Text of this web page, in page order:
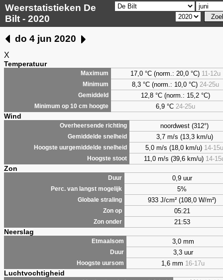
Weerstatistieken De
Bilt - 2020
do 4 jun 2020
X
Temperatuur
Maximum 17,0 °C (norm.: 20,0 °C) 11-12u
Minimum 8,3°C (norm.: 10,0 °C) 24-25u
Gemiddeld 12,8 °C (norm.: 15,2 °C)
Minimum op 10 cm hoogte 6,9°C 24-25u
Wind
Overheersende richting noordwest (312°)
Gemiddelde snelheid 3,7 m/s (13,3 km/u)
Hoogste uurgemiddelde snelheid 5,0 m/s (18,0 km/u) 14-15u
Hoogste stoot 11,0 m/s (39,6 km/u) 14-
Zon
Duur 0,9 uur
Perc. van langst mogelijk 5%
Globale straling 933 J/cm² (108,0 W/m²)
Zon op 05:21
Zon onder 21:53
Neerslag
Etmaalsom 3,0 mm
Duur 3,3 uur
Hoogste uursom 1,6 mm 16-17u
Luchtvochtigheid